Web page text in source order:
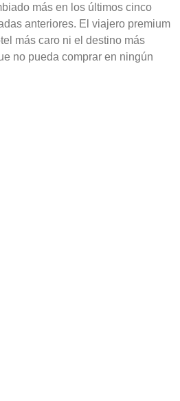
más en los últimos cinco
anteriores. El viajero premium
más caro ni el destino más
no pueda comprar en ningún